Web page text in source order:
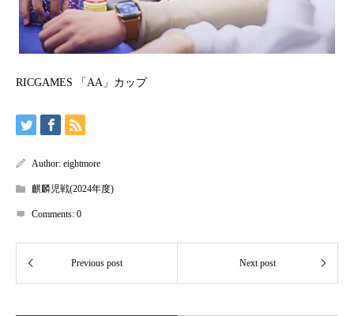
RICGAMES 「AA」カップ
Author: eightmore
麒麟児戦(2024年度)
Comments: 0